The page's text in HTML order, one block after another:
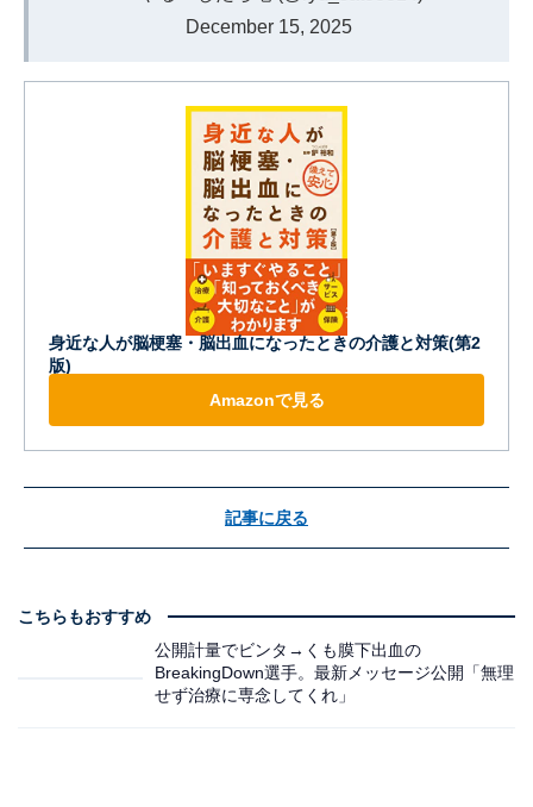
December 15, 2025
身近な人が脳梗塞・脳出血になったときの介護と対策(第2
版)
Amazonで見る
記事に戻る
こちらもおすすめ
公開計量でビンタ→くも膜下出血の
BreakingDown選手。最新メッセージ公開「無理
せず治療に専念してくれ」